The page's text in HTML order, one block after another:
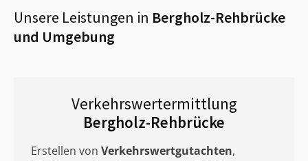
Unsere Leistungen in Bergholz-Rehbrücke
und Umgebung
Verkehrswertermittlung
Bergholz-Rehbrücke
Erstellen von Verkehrswertgutachten,